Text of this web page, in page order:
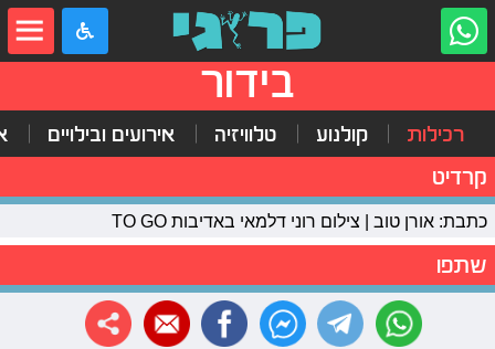
בידור
רכילות קולנוע טלוויזיה אירועים ובילויים
קרדיט
כתבת: אורן טוב | צילום רוני דלמאי באדיבות TO GO
שתפו